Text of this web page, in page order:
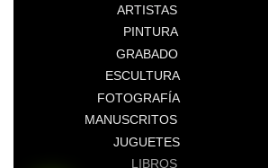
ARTISTAS
PINTURA
GRABADO
ESCULTURA
FOTOGRAFÍA
MANUSCRITOS
JUGUETES
LIBROS